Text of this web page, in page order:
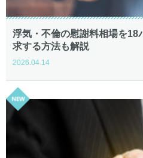
浮気・不倫の慰謝料相場を18
求する方法も解説
2026.04.14